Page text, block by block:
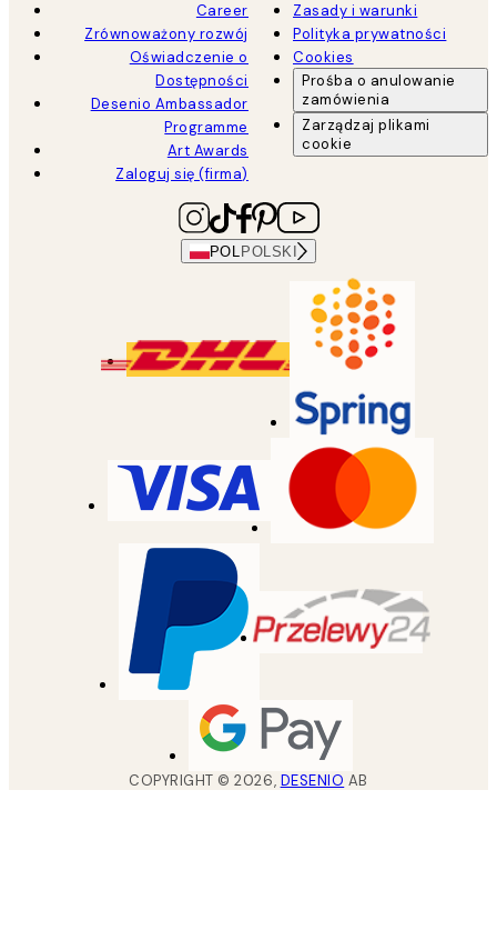
Career
Zrównoważony rozwój
Oświadczenie o
Dostępności
Desenio Ambassador
Programme
Art Awards
Zaloguj się (firma)
Zasady i warunki
Polityka prywatności
Cookies
Prośba o anulowanie
zamówienia
Zarządzaj plikami
cookie
POL POLSKI
COPYRIGHT ©2026, DESENIO AB